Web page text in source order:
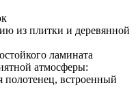
из плитки и деревянной
ламината
атмосферы:
встроенный